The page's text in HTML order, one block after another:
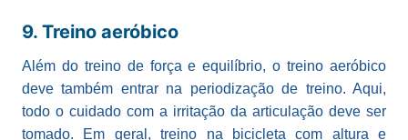
9. Treino aeróbico
Além do treino de força e equilíbrio, o treino aeróbico
deve também entrar na periodização de treino. Aqui,
todo o cuidado com a irritação da articulação deve ser
tomado. Em geral, treino na bicicleta com altura e